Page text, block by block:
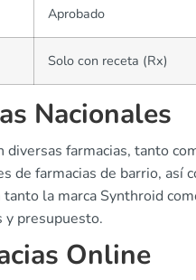
Aprobado
Solo con receta (Rx)
Nacionales
farmacias, tanto
de farmacias de barrio, así
tanto la marca Synthroid
y presupuesto.
Online